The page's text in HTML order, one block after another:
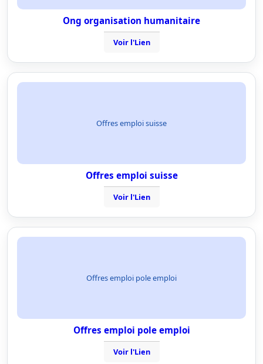
Ong organisation humanitaire
Voir l'Lien
Offres emploi suisse
Offres emploi suisse
Voir l'Lien
Offres emploi pole emploi
Offres emploi pole emploi
Voir l'Lien